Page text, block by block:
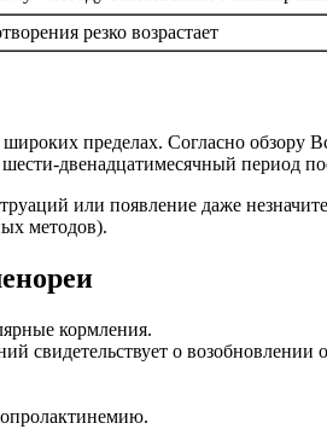
резко возрастает
пределах. Согласно обзору
двенадцатимесячный период
или появление даже
методов).
кормления.
свидетельствует о возобновлении